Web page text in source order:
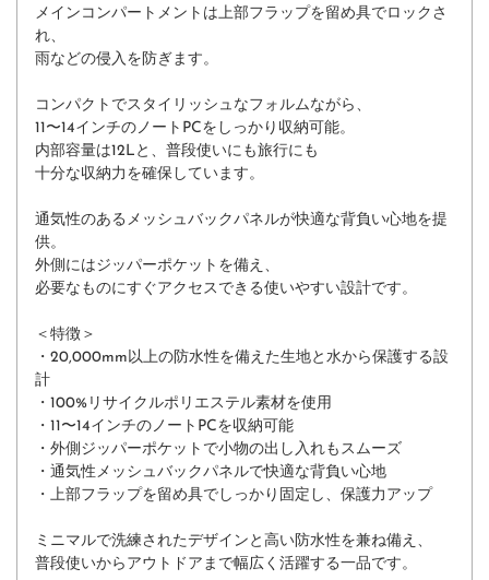
メインコンパートメントは上部フラップを留め具でロックさ
れ、
雨などの侵入を防ぎます。
コンパクトでスタイリッシュなフォルムながら、
11〜14インチのノートPCをしっかり収納可能。
内部容量は12Lと、普段使いにも旅行にも
十分な収納力を確保しています。
通気性のあるメッシュバックパネルが快適な背負い心地を提
供。
外側にはジッパーポケットを備え、
必要なものにすぐアクセスできる使いやすい設計です。
＜特徴＞
・20,000mm以上の防水性を備えた生地と水から保護する設
計
・100%リサイクルポリエステル素材を使用
・11〜14インチのノートPCを収納可能
・外側ジッパーポケットで小物の出し入れもスムーズ
・通気性メッシュバックパネルで快適な背負い心地
・上部フラップを留め具でしっかり固定し、保護力アップ
ミニマルで洗練されたデザインと高い防水性を兼ね備え、
普段使いからアウトドアまで幅広く活躍する一品です。